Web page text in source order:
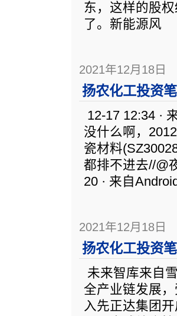
东，这样的股
了。新能源风
2021年12月18日
扬农化工投资
12-17 12:34 ·
没什么啊，
瓷材料
都排不进去//@
20 · 来自
2021年12月18日
扬农化工投资
未来智库来自
全产业链发展
入先正达集团